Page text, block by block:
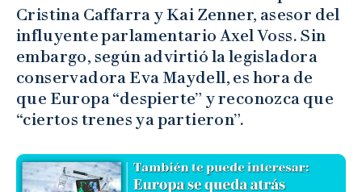
Cristina Caffarra y Kai Zenner, asesor del
influyente parlamentario Axel Voss. Sin
embargo, según advirtió la legisladora
conservadora Eva Maydell, es hora de
que Europa “despierte” y reconozca que
“ciertos trenes ya partieron”.